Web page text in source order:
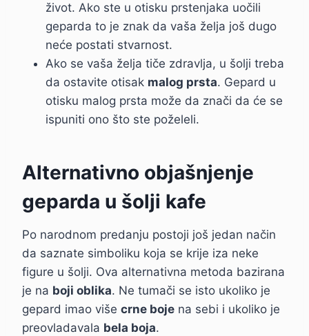
život. Ako ste u otisku prstenjaka uočili
geparda to je znak da vaša želja još dugo
neće postati stvarnost.
Ako se vaša želja tiče zdravlja, u šolji treba
da ostavite otisak malog prsta. Gepard u
otisku malog prsta može da znači da će se
ispuniti ono što ste poželeli.
Alternativno objašnjenje
geparda u šolji kafe
Po narodnom predanju postoji još jedan način
da saznate simboliku koja se krije iza neke
figure u šolji. Ova alternativna metoda bazirana
je na boji oblika. Ne tumači se isto ukoliko je
gepard imao više crne boje na sebi i ukoliko je
preovladavala bela boja.